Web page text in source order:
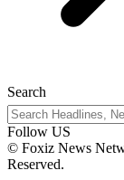
Search
Follow US
© Foxiz News
Reserved.